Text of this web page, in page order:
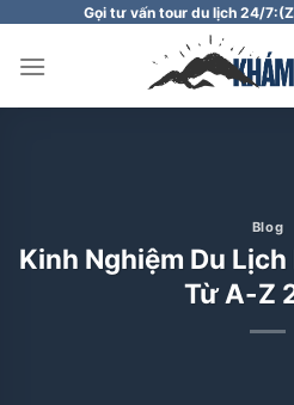
nội
dung
Gọi tư vấn tour du lịch 24/7:
Blog
Kinh Nghiệm Du
Từ A-Z